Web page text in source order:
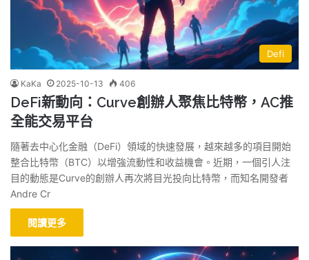
Defi
KaKa 2025-10-13 406
DeFi新動向：Curve創辦人聚焦比特幣，AC推
全能交易平台
隨著去中心化金融（DeFi）領域的快速發展，越來越多的項目開始
整合比特幣（BTC）以增強流動性和收益機會。近期，一個引人注
目的動態是Curve的創辦人再次將目光投向比特幣，而知名開發者
Andre Cr
閱讀更多